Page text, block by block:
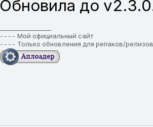
Обновила до
---- Мой официальный сайт
---- Только обновления для репаков/релизов